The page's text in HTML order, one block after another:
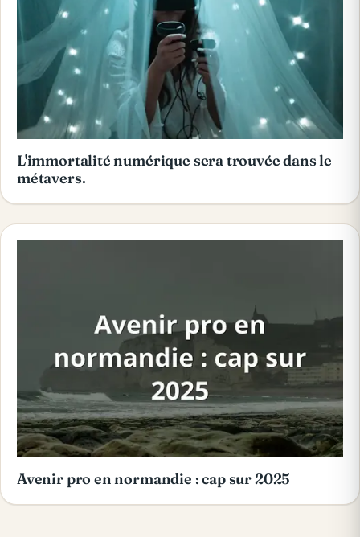
L'immortalité numérique sera trouvée dans le
métavers.
Avenir pro en normandie : cap sur 2025